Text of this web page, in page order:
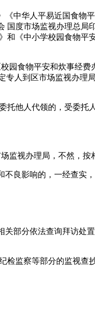
中华人平易近国食物
国度市场监视办理总局
和《中小学校园食物平
园食物平安和炊事经费
专人到区市场监视办理
他人代领的，受委托
视办理局，不然，按
影响的，一经查实，
部分依法查询拜访处
监察等部分的监视查抄